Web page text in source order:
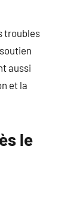
troubles
aussi
et la
le